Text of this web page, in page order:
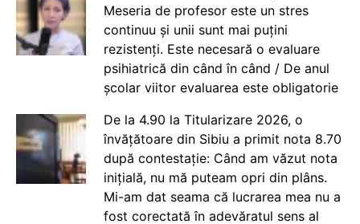
Meseria de profesor este un stres
continuu și unii sunt mai puțini
rezistenți. Este necesară o evaluare
psihiatrică din când în când / De anul
școlar viitor evaluarea este obligatorie
De la 4.90 la Titularizare 2026, o
învățătoare din Sibiu a primit nota 8.70
după contestație: Când am văzut nota
inițială, nu mă puteam opri din plâns.
Mi-am dat seama că lucrarea mea nu a
fost corectată în adevăratul sens al